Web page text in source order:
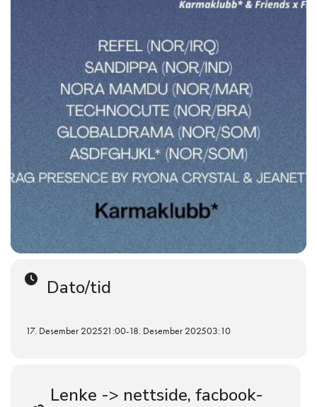
> Technocute (BRA/NOR): 01:30–03:00, Basement
But that’s not all: We have added even more sparkle to the
program: Presence by the glorious Ryona Crystal (BRA) &
Jeanette (GER)!
Perhaps surprises.
Address: Grensen 9, Oslo. Partly ground level and wheelchair
accessible. ID: 20. CC: 100/150 NOK. ***
in link. ***
As always: Please DM us if you cannot afford a ticket, or if any
concerns regarding the event <3 We will do our best. —
Artwork by Frozen Jungle.
Dato/tid
17. Desember 202521:00-18. Desember 202503:10
Lenke -> nettside, facbook-